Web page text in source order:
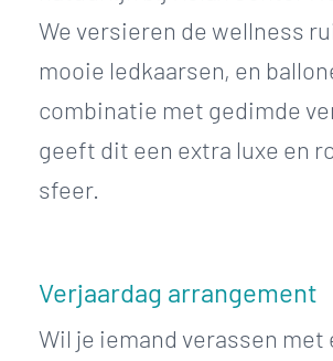
We versieren de wellness
mooie ledkaarsen, en
combinatie met gedimde
geeft dit een extra luxe en
sfeer.
Verjaardag arrangement
Wil je iemand verassen met